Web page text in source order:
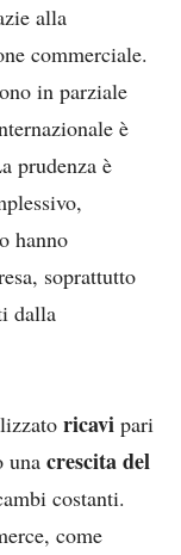
alla
commerciale.
in parziale
è
prudenza è
hanno
soprattutto
dalla
ricavi pari
una crescita del
costanti.
come